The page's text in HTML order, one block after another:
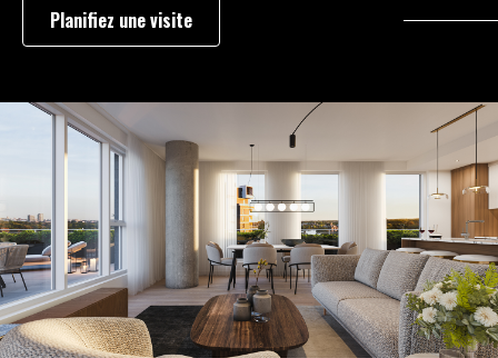
Planifiez une visite